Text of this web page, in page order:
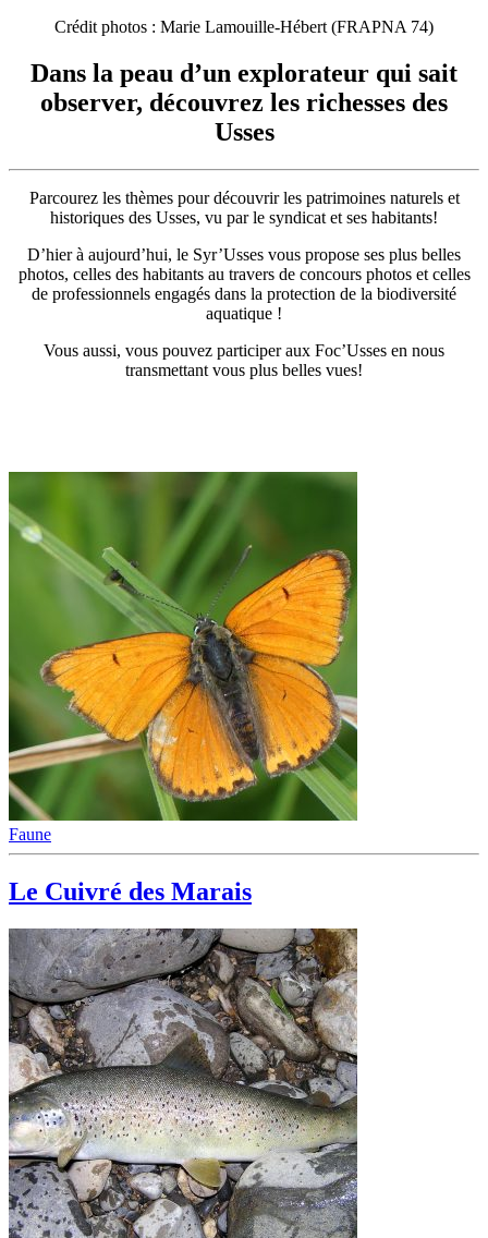
Crédit photos : Marie Lamouille-Hébert (FRAPNA 74)
Dans la peau d’un explorateur qui sait
observer, découvrez les richesses des
Usses
Parcourez les thèmes pour découvrir les patrimoines naturels et
historiques des Usses, vu par le syndicat et ses habitants!
D’hier à aujourd’hui, le Syr’Usses vous propose ses plus belles
photos, celles des habitants au travers de concours photos et celles
de professionnels engagés dans la protection de la biodiversité
aquatique !
Vous aussi, vous pouvez participer aux Foc’Usses en nous
transmettant vous plus belles vues!
Faune
Le Cuivré des Marais